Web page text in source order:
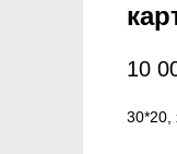
10
30*20,